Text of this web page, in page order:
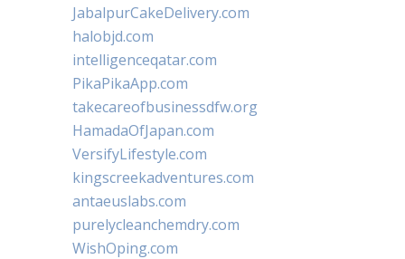
JabalpurCakeDelivery.com
halobjd.com
intelligenceqatar.com
PikaPikaApp.com
takecareofbusinessdfw.org
HamadaOfJapan.com
VersifyLifestyle.com
kingscreekadventures.com
antaeuslabs.com
purelycleanchemdry.com
WishOping.com